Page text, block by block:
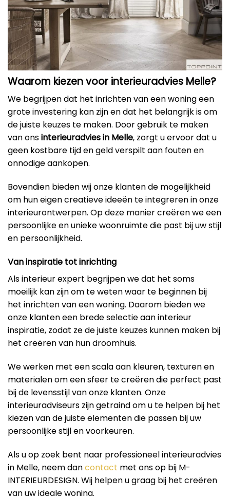
Waarom kiezen voor interieuradvies Melle?
We begrijpen dat het inrichten van een woning een
grote investering kan zijn en dat het belangrijk is om
de juiste keuzes te maken. Door gebruik te maken
van onsinterieuradvies in Melle, zorgt u ervoor dat u
geen kostbare tijd en geld verspilt aan fouten en
onnodige aankopen.
Bovendien bieden wij onze klanten de mogelijkheid
om hun eigen creatieve ideeën te integreren in onze
interieurontwerpen. Op deze manier creëren we een
persoonlijke en unieke woonruimte die past bij uw stijl
en persoonlijkheid.
Van inspiratie tot inrichting
Als interieur expert begrijpen we dat het soms
moeilijk kan zijn om te weten waar te beginnen bij
het inrichten van een woning. Daarom bieden we
onze klanten een brede selectie aan interieur
inspiratie, zodat ze de juiste keuzes kunnen maken bij
het creëren van hun droomhuis.
We werken met een scala aan kleuren, texturen en
materialen om een ​​sfeer te creëren die perfect past
bij de levensstijl van onze klanten. Onze
interieuradviseurs zijn getraind om u te helpen bij het
kiezen van de juiste elementen die passen bij uw
persoonlijke stijl en voorkeuren.
Als u op zoek bent naar professioneel interieuradvies
in Melle, neem dancontact met ons op bij M-
INTERIEURDESIGN. Wij helpen u graag bij het creëren
van uw ideale woning.